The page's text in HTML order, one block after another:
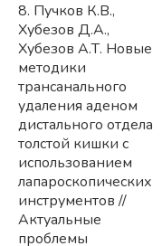
8. Пучков К.В.,
Хубезов Д.А.,
Хубезов А.Т. Новые
методики
трансанального
удаления аденом
дистального отдела
толстой кишки с
использованием
лапароскопических
инструментов //
Актуальные
проблемы